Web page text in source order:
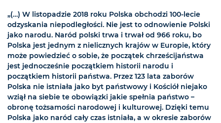
„(…) W listopadzie 2018 roku Polska obchodzi 100-lecie
odzyskania niepodległości. Nie jest to odnowienie Polski
jako narodu. Naród polski trwa i trwał od 966 roku, bo
Polska jest jednym z nielicznych krajów w Europie, który
może powiedzieć o sobie, że początek chrześcijaństwa
jest jednocześnie początkiem historii narodu i
początkiem historii państwa. Przez 123 lata zaborów
Polska nie istniała jako byt państwowy i Kościół niejako
wziął na siebie te obowiązki jakie spełnia państwo –
obronę tożsamości narodowej i kulturowej. Dzięki temu
Polska jako naród cały czas istniała, a w okresie zaborów